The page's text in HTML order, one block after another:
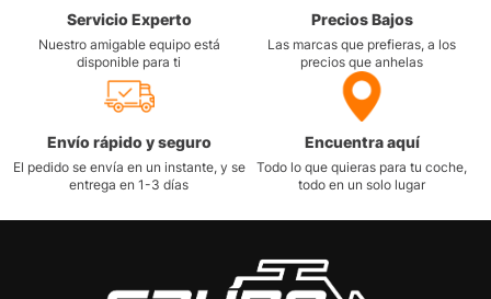
Servicio Experto
Nuestro amigable equipo está
disponible para ti
Precios Bajos
Las marcas que prefieras, a los
precios que anhelas
Envío rápido y seguro
El pedido se envía en un instante, y se
entrega en 1-3 días
Encuentra aquí
Todo lo que quieras para tu coche,
todo en un solo lugar